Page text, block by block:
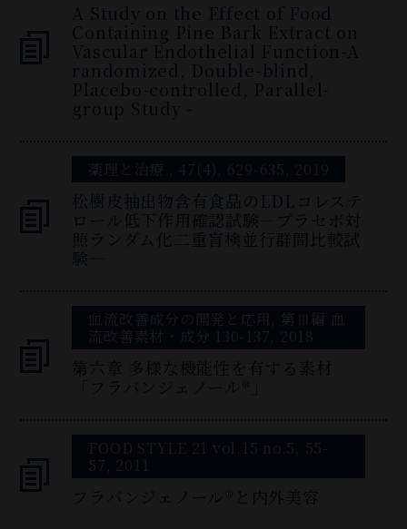
A Study on the Effect of Food
Containing Pine Bark Extract on
Vascular Endothelial Function-A
randomized, Double-blind,
Placebo-controlled, Parallel-
group Study -
薬理と治療 , 47(4), 629-635, 2019
松樹皮抽出物含有食品のLDLコレステ
ロール低下作用確認試験―プラセボ対
照ランダム化二重盲検並行群間比較試
験―
血流改善成分の開発と応用, 第Ⅲ編 血
流改善素材・成分 130-137, 2018
第六章 多様な機能性を有する素材
「フラバンジェノール®」
FOOD STYLE 21 vol.15 no.5, 55-
57, 2011
フラバンジェノール®と内外美容